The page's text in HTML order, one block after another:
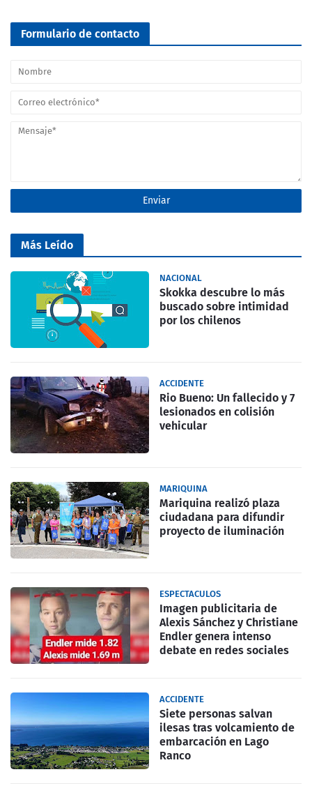
Formulario de contacto
Más Leído
NACIONAL
Skokka descubre lo más
buscado sobre intimidad
por los chilenos
ACCIDENTE
Rio Bueno: Un fallecido y 7
lesionados en colisión
vehicular
MARIQUINA
Mariquina realizó plaza
ciudadana para difundir
proyecto de iluminación
ESPECTACULOS
Imagen publicitaria de
Alexis Sánchez y Christiane
Endler genera intenso
debate en redes sociales
ACCIDENTE
Siete personas salvan
ilesas tras volcamiento de
embarcación en Lago
Ranco